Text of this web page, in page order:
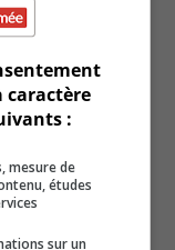
caractère
:
mesure de
études
sur un